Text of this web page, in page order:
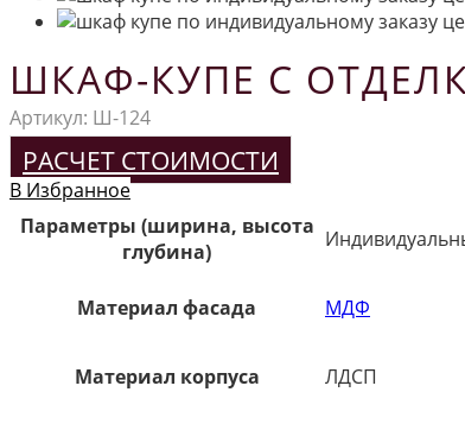
ШКАФ-КУПЕ С
Артикул: Ш-124
РАСЧЕТ СТОИМОСТИ
В Избранное
Параметры (ширина, высота
глубина)
Материал фасада МДФ
Материал корпуса ЛДСП